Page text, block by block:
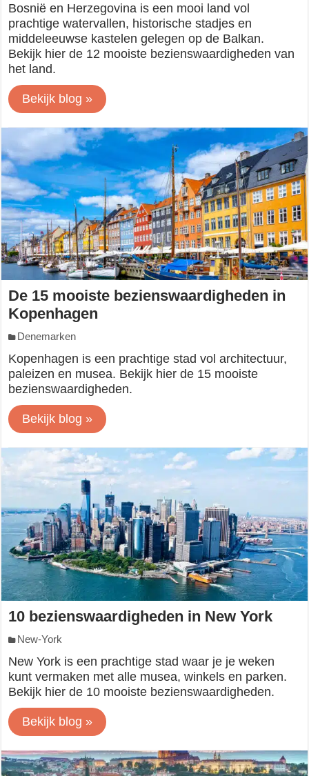
Bosnië en Herzegovina is een mooi land vol
prachtige watervallen, historische stadjes en
middeleeuwse kastelen gelegen op de Balkan.
Bekijk hier de 12 mooiste bezienswaardigheden van
het land.
Bekijk blog »
De 15 mooiste bezienswaardigheden in
Kopenhagen
Denemarken
Kopenhagen is een prachtige stad vol architectuur,
paleizen en musea. Bekijk hier de 15 mooiste
bezienswaardigheden.
Bekijk blog »
10 bezienswaardigheden in New York
New-York
New York is een prachtige stad waar je je weken
kunt vermaken met alle musea, winkels en parken.
Bekijk hier de 10 mooiste bezienswaardigheden.
Bekijk blog »